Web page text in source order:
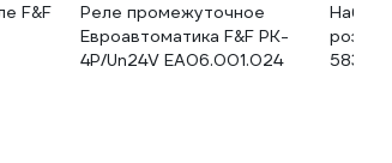
F&F
Реле промежуточное
Евроавтоматика F&F PK-
4P/Un24V EA06.001.024
Набор